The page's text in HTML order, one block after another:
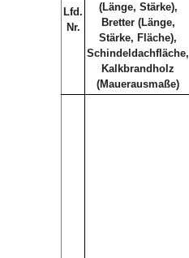
Lfd.
Nr.
(Länge, Stärke),
Bretter (Länge,
Stärke, Fläche),
Schindeldachfläche,
Kalkbrandholz
(Mauerausmaße)